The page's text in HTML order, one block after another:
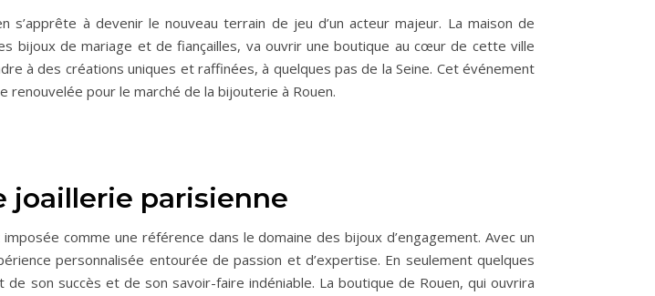
à devenir le nouveau terrain de jeu d’un acteur majeur. La maison de
bijoux de mariage et de fiançailles, va ouvrir une boutique au cœur de cette ville
à des créations uniques et raffinées, à quelques pas de la Seine. Cet événement
renouvelée pour le marché de la bijouterie à Rouen.
joaillerie parisienne
comme une référence dans le domaine des bijoux d’engagement. Avec un
personnalisée entourée de passion et d’expertise. En seulement quelques
son succès et de son savoir-faire indéniable. La boutique de Rouen, qui ouvrira